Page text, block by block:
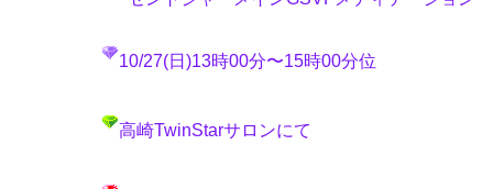
10/27(日)13時00分〜15時00分位
高崎TwinStarサロンにて